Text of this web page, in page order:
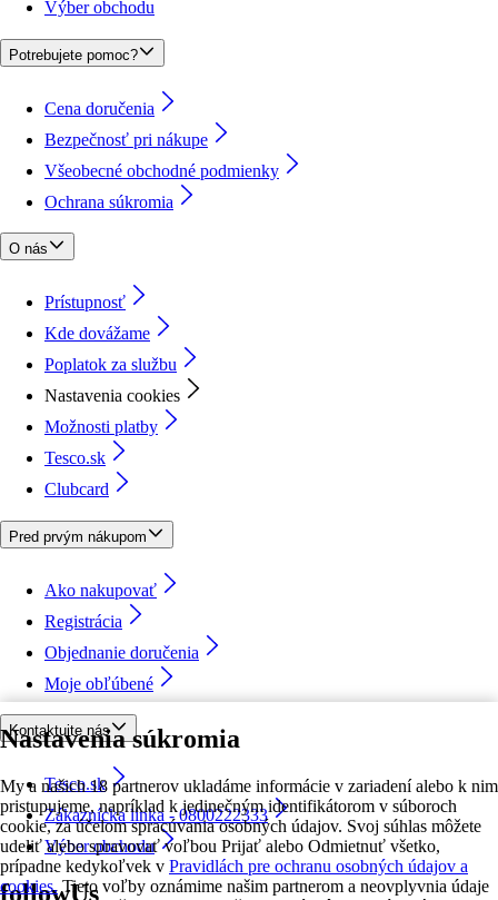
Nastavenia súkromia
My a našich 18 partnerov ukladáme informácie v zariadení alebo k nim
pristupujeme, napríklad k jedinečným identifikátorom v súboroch
cookie, za účelom spracúvania osobných údajov. Svoj súhlas môžete
udeliť alebo spravovať voľbou Prijať alebo Odmietnuť všetko,
prípadne kedykoľvek v Pravidlách pre ochranu osobných údajov a
cookies. Tieto voľby oznámime našim partnerom a neovplyvnia údaje
Výber obchodu
Potrebujete pomoc?
Cena doručenia
Bezpečnosť pri nákupe
Všeobecné obchodné podmienky
Ochrana súkromia
O nás
Prístupnosť
Kde dovážame
Poplatok za službu
Nastavenia cookies
Možnosti platby
Tesco.sk
Clubcard
Pred prvým nákupom
Ako nakupovať
Registrácia
Objednanie doručenia
Moje obľúbené
Kontaktujte nás
Tesco.sk
Zákaznícka linka - 0800222333
Výber obchodu
followUs